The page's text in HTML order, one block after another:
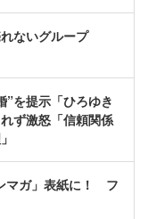
ないグループ
”を提示「ひろゆき
ず激怒「信頼関係
マガ」表紙に！ フ